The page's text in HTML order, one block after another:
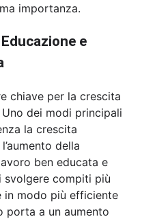
importanza.
e
chiave per la crescita
dei modi principali
la crescita
della
ben educata e
svolgere compiti più
in modo più efficiente
porta a un aumento